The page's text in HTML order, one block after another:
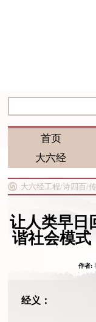
首页
大六经
大六经工程/诗四百/
让人类早日
谐社会模式
作者:
经义：